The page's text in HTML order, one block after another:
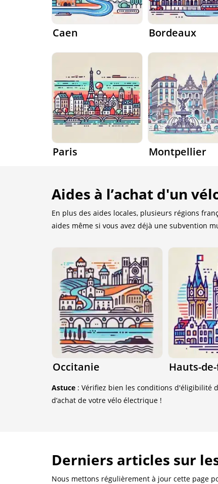
Caen Bordeaux
Paris Montpellier
Aides à l’achat d'un
En plus des aides locales, plusieurs régions
aides même si vous avez déjà une subvention
Occitanie Hauts-
Astuce : Vérifiez bien les conditions d'éligibilité
d’achat de votre vélo électrique !
Derniers articles sur
Nous mettons régulièrement à jour cette page